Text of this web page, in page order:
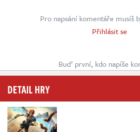
Pro napsání komentáře musíš
Přihlásit se
Buď první, kdo napíše
DETAIL HRY